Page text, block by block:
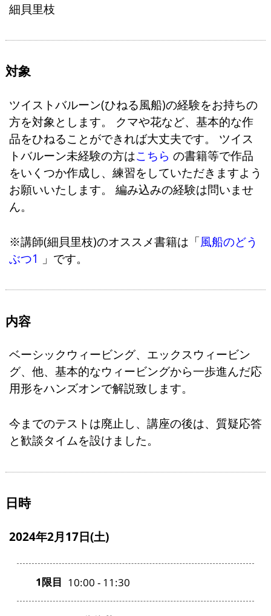
細貝里枝
対象
ツイストバルーン(ひねる風船)の経験をお持ちの
方を対象とします。 クマや花など、基本的な作
品をひねることができれば大丈夫です。 ツイス
トバルーン未経験の方はこちら の書籍等で作品
をいくつか作成し、練習をしていただきますよう
お願いいたします。 編み込みの経験は問いませ
ん。
※講師(細貝里枝)のオススメ書籍は「風船のどう
ぶつ1
」です。
内容
ベーシックウィービング、エックスウィービン
グ、他、基本的なウィービングから一歩進んだ応
用形をハンズオンで解説致します。
今までのテストは廃止し、講座の後は、質疑応答
と歓談タイムを設けました。
日時
2024年2月17日(土)
1限目 10:00 - 11:30